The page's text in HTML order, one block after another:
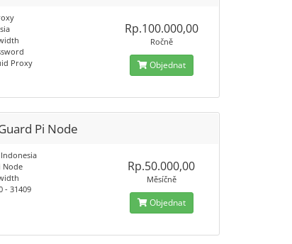
Proxy
Rp.100.000,00
Ročně
Objednat
Pi Node
Node
- 31409
Rp.50.000,00
Měsíčně
Objednat